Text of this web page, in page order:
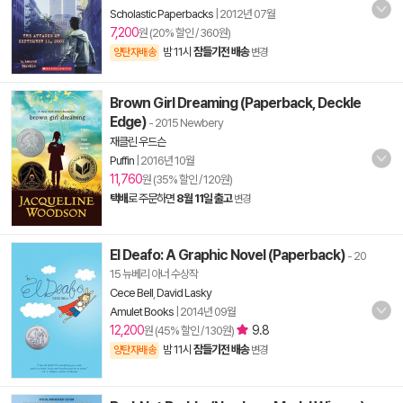
Scholastic Paperbacks 2012년 07월
7,200원 (20% 할인 / 360원)
양탄자배송 밤 11시 잠들기전 배송 변경
Brown Girl Dreaming (Paperback, Deckle
Edge) - 2015 Newbery
재클린 우드슨
Puffin 2016년 10월
11,760원 (35% 할인 / 120원)
택배로 주문하면 8월 11일 출고 변경
El Deafo: A Graphic Novel (Paperback) - 20
15 뉴베리 아너 수상작
Cece Bell David Lasky
Amulet Books 2014년 09월
12,200원 (45% 할인 / 130원) 9.8
양탄자배송 밤 11시 잠들기전 배송 변경